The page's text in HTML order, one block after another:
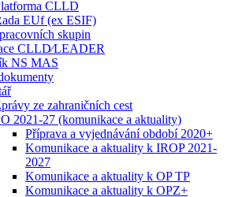
CLLD
EUf (ex ESIF)
skupin
CLLD⁄LEADER
NS MAS
ze zahraničních cest
2021-27 (komunikace a aktuality)
Příprava a vyjednávání období 2020+
Komunikace a aktuality k IROP 2021-
2027
Komunikace a aktuality k OP TP
Komunikace a aktuality k OPZ+